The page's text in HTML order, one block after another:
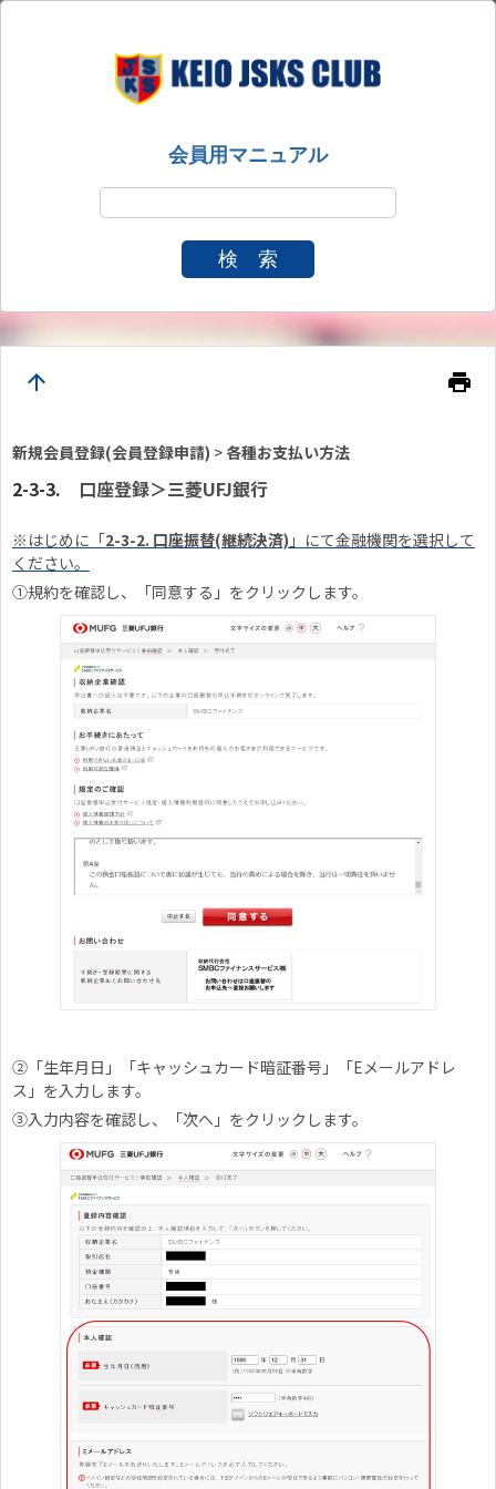
会員用マニュアル
検 索
arrow_upward print
新規会員登録(会員登録申請) > 各種お支払い方法
口座登録＞三菱UFJ銀行
※はじめに「2-3-2. 口座振替(継続決済) 」にて金融機関を選択して
ください。
①規約を確認し、「同意する」をクリックします。
②「生年月日」「キャッシュカード暗証番号」「Eメールアドレ
ス」を入力します。
③入力内容を確認し、「次へ」をクリックします。